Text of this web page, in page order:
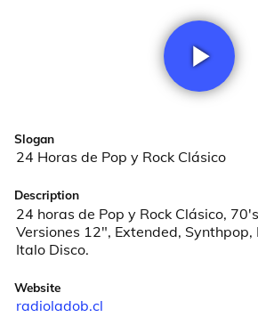
Slogan
24 Horas de Pop y Rock Clásico
Description
24 horas de Pop y Rock Clásico,
Versiones 12", Extended, Synthpop,
Italo Disco.
Website
radioladob.cl